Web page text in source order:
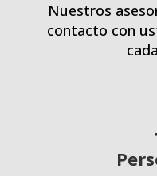
Nuestros
contacto con